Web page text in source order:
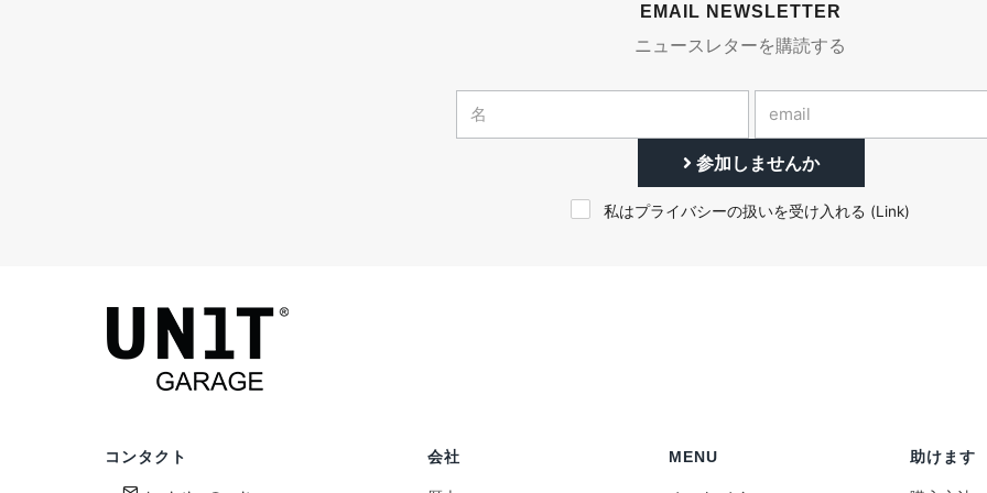
EMAIL NEWSLETTER
ニュースレターを購読する
参加しませんか
私はプライバシーの扱いを受け入れる (Link)
コンタクト 会社 MENU 助けます